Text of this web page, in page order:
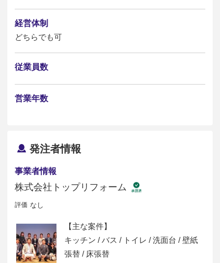
経営体制
どちらでも可
従業員数
営業年数
発注者情報
事業者情報
株式会社トップリフォーム
評価 なし
【主な案件】
キッチン / バス / トイレ / 洗面台 / 壁紙
張替 / 床張替